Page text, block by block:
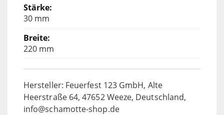
30 mm
220 mm
Hersteller: Feuerfest 123 GmbH, Alte
Heerstraße 64, 47652 Weeze, Deutschland,
info@schamotte-shop.de